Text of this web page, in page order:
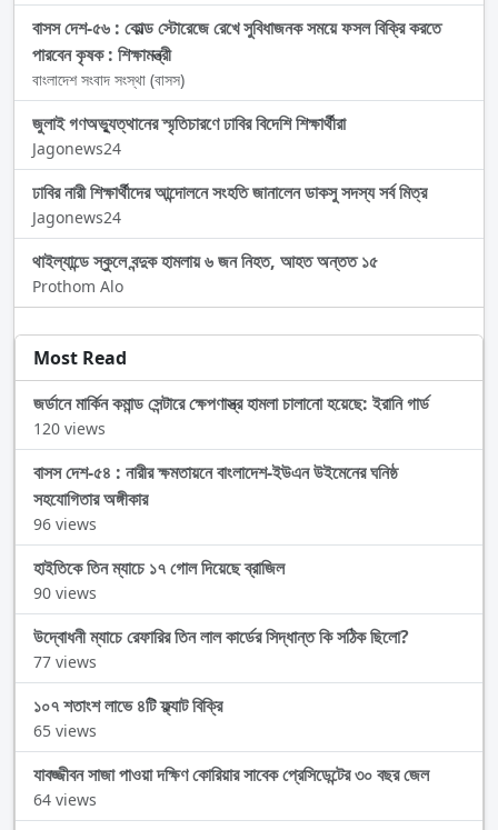
বাসস দেশ-৫৬ : কোল্ড স্টোরেজে রেখে সুবিধাজনক সময়ে ফসল বিক্রি করতে
পারবেন কৃষক : শিক্ষামন্ত্রী
বাংলাদেশ সংবাদ সংস্থা (বাসস)
জুলাই গণঅভ্যুত্থানের স্মৃতিচারণে ঢাবির বিদেশি শিক্ষার্থীরা
Jagonews24
ঢাবির নারী শিক্ষার্থীদের আন্দোলনে সংহতি জানালেন ডাকসু সদস্য সর্ব মিত্র
Jagonews24
থাইল্যান্ডে স্কুলে বন্দুক হামলায় ৬ জন নিহত, আহত অন্তত ১৫
Prothom Alo
Most Read
জর্ডানে মার্কিন কমান্ড সেন্টারে ক্ষেপণাস্ত্র হামলা চালানো হয়েছে: ইরানি গার্ড
120 views
বাসস দেশ-৫৪ : নারীর ক্ষমতায়নে বাংলাদেশ-ইউএন উইমেনের ঘনিষ্ঠ
সহযোগিতার অঙ্গীকার
96 views
হাইতিকে তিন ম্যাচে ১৭ গোল দিয়েছে ব্রাজিল
90 views
উদ্বোধনী ম্যাচে রেফারির তিন লাল কার্ডের সিদ্ধান্ত কি সঠিক ছিলো?
77 views
১০৭ শতাংশ লাভে ৪টি ফ্ল্যাট বিক্রি
65 views
যাবজ্জীবন সাজা পাওয়া দক্ষিণ কোরিয়ার সাবেক প্রেসিডেন্টের ৩০ বছর জেল
64 views